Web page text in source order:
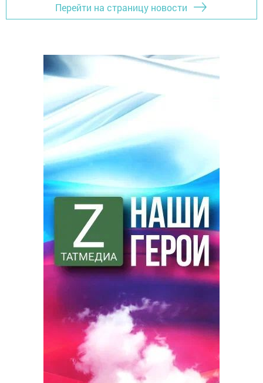
Перейти на страницу новости